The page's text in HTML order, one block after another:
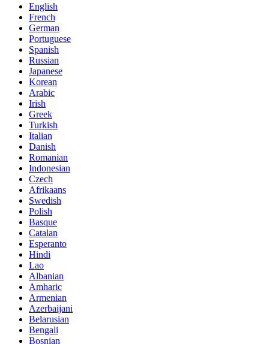
English
French
German
Portuguese
Spanish
Russian
Japanese
Korean
Arabic
Irish
Greek
Turkish
Italian
Danish
Romanian
Indonesian
Czech
Afrikaans
Swedish
Polish
Basque
Catalan
Esperanto
Hindi
Lao
Albanian
Amharic
Armenian
Azerbaijani
Belarusian
Bengali
Bosnian